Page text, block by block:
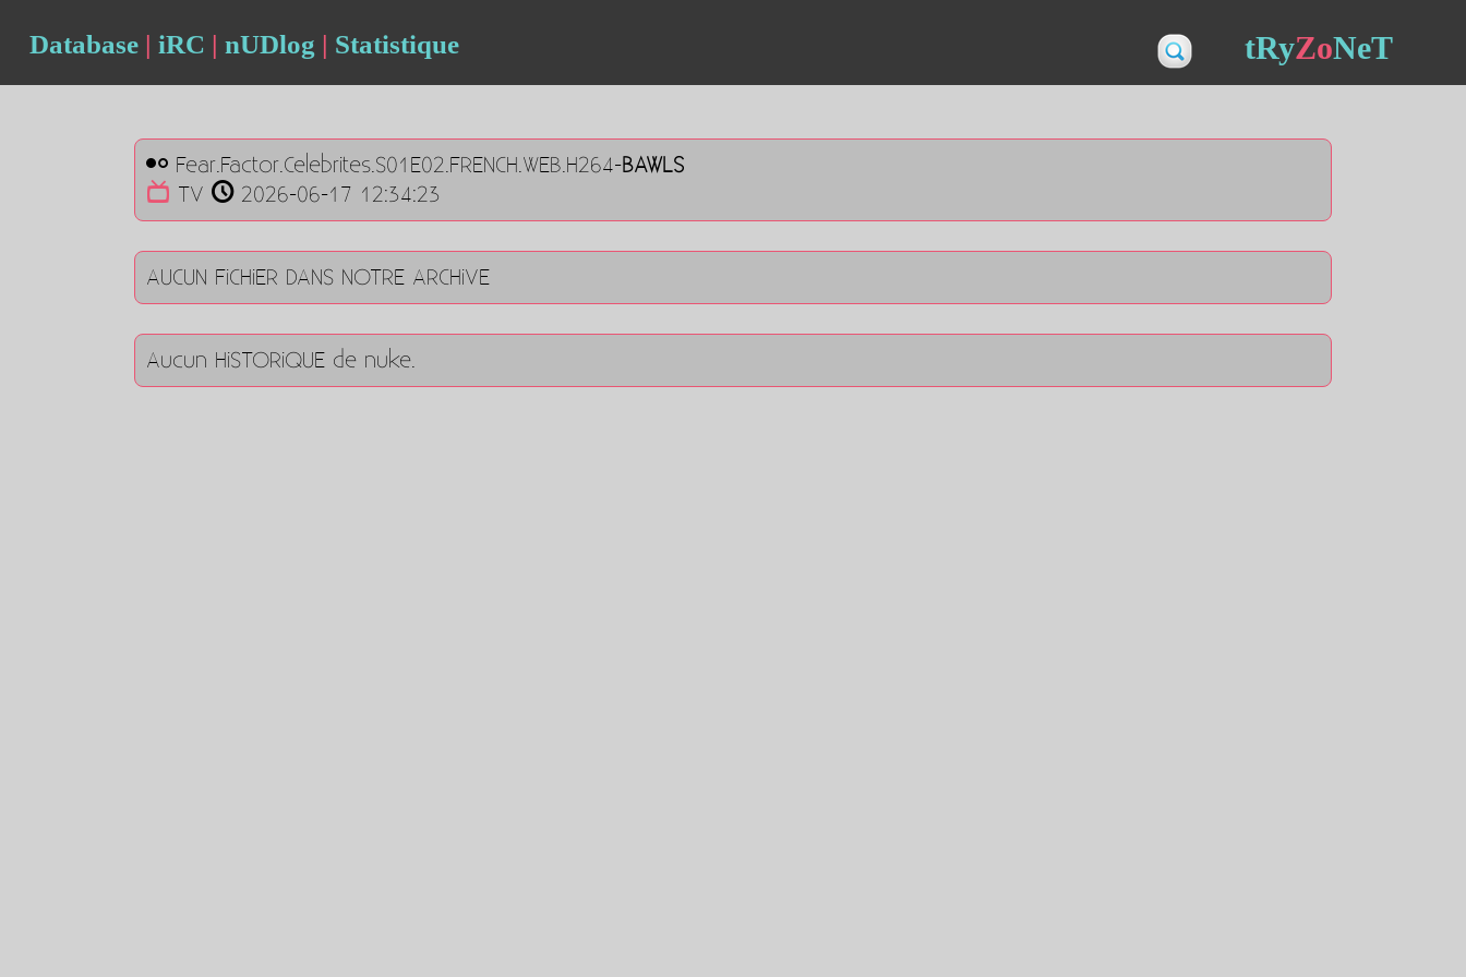
Database | iRC | nUDlog | Statistique tRyZoNeT
Fear.Factor.Celebrites.S01E02.FRENCH.WEB.H264-BAWLS
TV
2026-06-17 12:34:23
AUCUN FiCHiER DANS NOTRE ARCHiVE
Aucun HiSTORiQUE de nuke.